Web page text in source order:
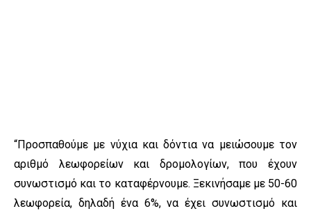
“Προσπαθούμε με νύχια και δόντια να μειώσουμε τον
αριθμό λεωφορείων και δρομολογίων, που έχουν
συνωστισμό και το καταφέρνουμε. Ξεκινήσαμε με 50-60
λεωφορεία, δηλαδή ένα 6%, να έχει συνωστισμό και